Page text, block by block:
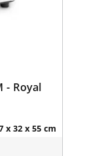
- Royal
x 32 x 55 cm